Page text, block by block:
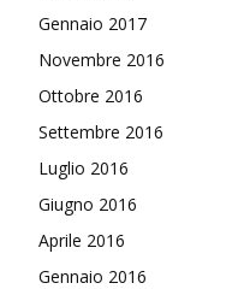
Gennaio 2017
Novembre 2016
Ottobre 2016
Settembre 2016
Luglio 2016
Giugno 2016
Aprile 2016
Gennaio 2016